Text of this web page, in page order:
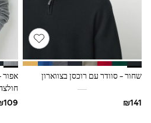
Dresses
T-Shirts
Leggings
שחור - סוודר עם רוכסן בצווארון
אפור